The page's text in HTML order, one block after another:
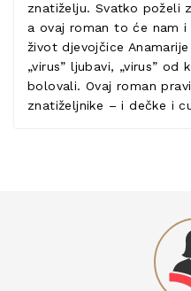
znatiželju. Svatko poželi
a ovaj roman to će nam
život djevojčice
„virus” ljubavi, „virus”
bolovali. Ovaj roman
znatiželjnike – i dečke i